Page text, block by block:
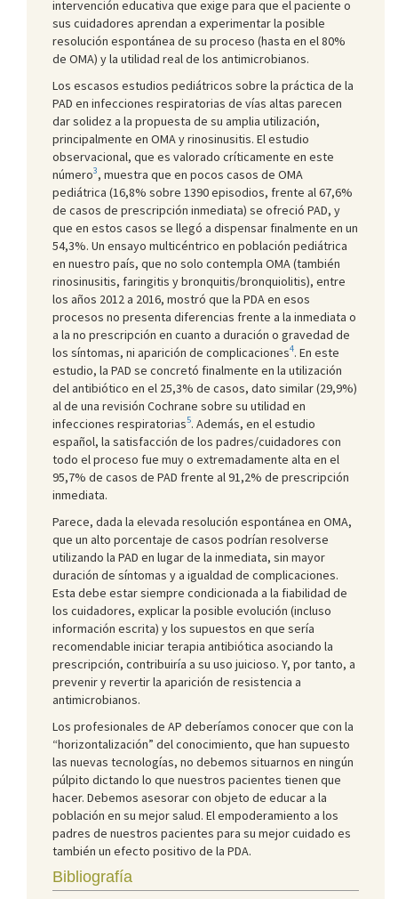
intervención educativa que exige para que el paciente o
sus cuidadores aprendan a experimentar la posible
resolución espontánea de su proceso (hasta en el 80%
de OMA) y la utilidad real de los antimicrobianos.
Los escasos estudios pediátricos sobre la práctica de la
PAD en infecciones respiratorias de vías altas parecen
dar solidez a la propuesta de su amplia utilización,
principalmente en OMA y rinosinusitis. El estudio
observacional, que es valorado críticamente en este
número3, muestra que en pocos casos de OMA
pediátrica (16,8% sobre 1390 episodios, frente al 67,6%
de casos de prescripción inmediata) se ofreció PAD, y
que en estos casos se llegó a dispensar finalmente en un
54,3%. Un ensayo multicéntrico en población pediátrica
en nuestro país, que no solo contempla OMA (también
rinosinusitis, faringitis y bronquitis/bronquiolitis), entre
los años 2012 a 2016, mostró que la PDA en esos
procesos no presenta diferencias frente a la inmediata o
a la no prescripción en cuanto a duración o gravedad de
los síntomas, ni aparición de complicaciones4. En este
estudio, la PAD se concretó finalmente en la utilización
del antibiótico en el 25,3% de casos, dato similar (29,9%)
al de una revisión Cochrane sobre su utilidad en
infecciones respiratorias5. Además, en el estudio
español, la satisfacción de los padres/cuidadores con
todo el proceso fue muy o extremadamente alta en el
95,7% de casos de PAD frente al 91,2% de prescripción
inmediata.
Parece, dada la elevada resolución espontánea en OMA,
que un alto porcentaje de casos podrían resolverse
utilizando la PAD en lugar de la inmediata, sin mayor
duración de síntomas y a igualdad de complicaciones.
Esta debe estar siempre condicionada a la fiabilidad de
los cuidadores, explicar la posible evolución (incluso
información escrita) y los supuestos en que sería
recomendable iniciar terapia antibiótica asociando la
prescripción, contribuiría a su uso juicioso. Y, por tanto, a
prevenir y revertir la aparición de resistencia a
antimicrobianos.
Los profesionales de AP deberíamos conocer que con la
“horizontalización” del conocimiento, que han supuesto
las nuevas tecnologías, no debemos situarnos en ningún
púlpito dictando lo que nuestros pacientes tienen que
hacer. Debemos asesorar con objeto de educar a la
población en su mejor salud. El empoderamiento a los
padres de nuestros pacientes para su mejor cuidado es
también un efecto positivo de la PDA.
Bibliografía